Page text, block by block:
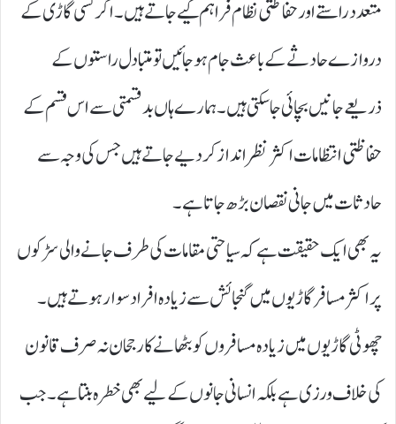
متعدد راستے اور حفاظتی نظام فراہم کیے جاتے ہیں۔ اگر کسی گاڑی کے
دروازے حادثے کے باعث جام ہو جائیں تو متبادل راستوں کے
ذریعے جانیں بچائی جا سکتی ہیں۔ ہمارے ہاں بدقسمتی سے اس قسم کے
حفاظتی انتظامات اکثر نظر انداز کر دیے جاتے ہیں جس کی وجہ سے
حادثات میں جانی نقصان بڑھ جاتا ہے۔
یہ بھی ایک حقیقت ہے کہ سیاحتی مقامات کی طرف جانے والی سڑکوں
پر اکثر مسافر گاڑیوں میں گنجائش سے زیادہ افراد سوار ہوتے ہیں۔
چھوٹی گاڑیوں میں زیادہ مسافروں کو بٹھانے کا رجحان نہ صرف قانون
کی خلاف ورزی ہے بلکہ انسانی جانوں کے لیے بھی خطرہ بنتا ہے۔ جب